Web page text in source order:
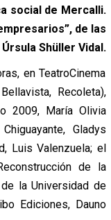
social de Mercalli.
de las
Shüller Vidal.
en TeatroCinema
Recoleta),
2009, María Olivia
Gladys
Luis Valenzuela; el
de la
la Universidad de
Ediciones, Dauno